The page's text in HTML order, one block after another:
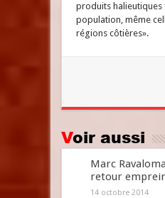
produits halieutiques
population, même
régions côtières».
Voir aussi
Marc
retour
14 octobre 2014